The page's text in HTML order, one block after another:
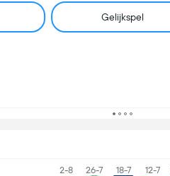
Gelijkspel
2-8 26-7 18-7 12-7